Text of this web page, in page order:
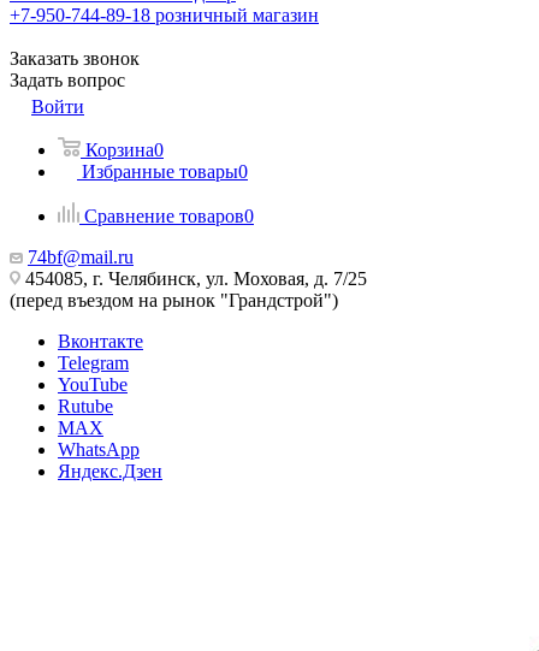
+7-950-744-89-18 розничный магазин
Заказать звонок
Задать вопрос
Войти
Корзина0
Избранные товары0
Сравнение товаров0
74bf@mail.ru
454085, г. Челябинск, ул. Моховая, д. 7/25
(перед въездом на рынок "Грандстрой")
Вконтакте
Telegram
YouTube
Rutube
MAX
WhatsApp
Яндекс.Дзен